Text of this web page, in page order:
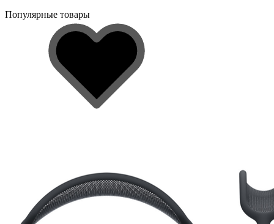
Популярные товары